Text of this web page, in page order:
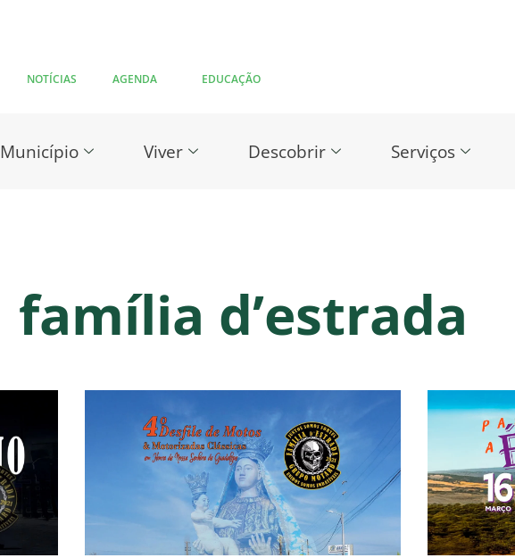
NOTÍCIAS AGENDA EDUCAÇÃO
Município Viver Descobrir Serviços
família d’estrada